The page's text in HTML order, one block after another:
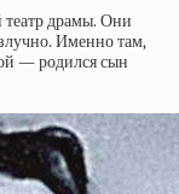
театр драмы. Они
Именно там,
— родился сын